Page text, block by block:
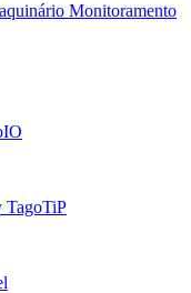
Monitoramento
TagoTiP